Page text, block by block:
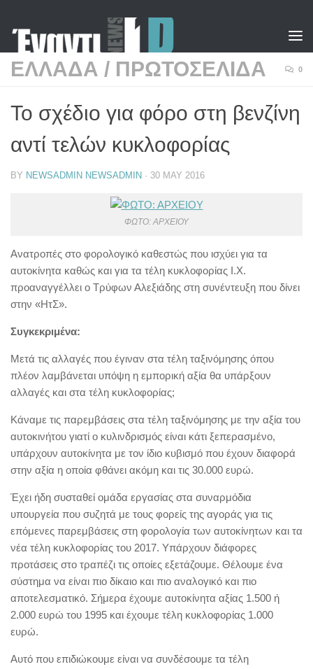
ΕΛΛΑΔΑ / ΠΡΩΤΟΣΕΛΙΔΑ 0
To σχέδιο για φόρο στη βενζίνη
αντί τελών κυκλοφορίας
BY NEWSADMIN NEWSADMIN · 30 MAY 2016
ΦΩΤΟ: ΑΡΧΕΙΟΥ
Ανατροπές στο φορολογικό καθεστώς που ισχύει για τα
αυτοκίνητα καθώς και για τα τέλη κυκλοφορίας Ι.Χ.
προαναγγέλλει ο Τρύφων Αλεξιάδης στη συνέντευξη που δίνει
στην «ΗτΣ».
Συγκεκριμένα:
Μετά τις αλλαγές που έγιναν στα τέλη ταξινόμησης όπου
πλέον λαμβάνεται υπόψη η εμπορική αξία θα υπάρξουν
αλλαγές και στα τέλη κυκλοφορίας;
Κάναμε τις παρεμβάσεις στα τέλη ταξινόμησης με την αξία του
αυτοκινήτου γιατί ο κυλινδρισμός είναι κάτι ξεπερασμένο,
υπάρχουν αυτοκίνητα με τον ίδιο κυβισμό που έχουν διαφορά
στην αξία η οποία φθάνει ακόμη και τις 30.000 ευρώ.
Έχει ήδη συσταθεί ομάδα εργασίας στα συναρμόδια
υπουργεία που συζητά με τους φορείς της αγοράς για τις
επόμενες παρεμβάσεις στη φορολογία των αυτοκίνητων και τα
νέα τέλη κυκλοφορίας του 2017. Υπάρχουν διάφορες
προτάσεις στο τραπέζι τις οποίες εξετάζουμε. Θέλουμε ένα
σύστημα να είναι πιο δίκαιο και πιο αναλογικό και πιο
αποτελεσματικό. Σήμερα έχουμε αυτοκίνητα αξίας 1.500 ή
2.000 ευρώ του 1995 και έχουμε τέλη κυκλοφορίας 1.000
ευρώ.
Αυτό που επιδιώκουμε είναι να συνδέσουμε τα τέλη